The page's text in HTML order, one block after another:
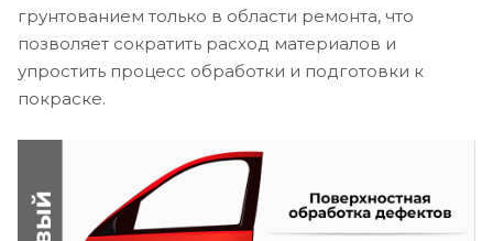
грунтованием только в области ремонта, что
позволяет сократить расход материалов и
упростить процесс обработки и подготовки к
покраске.